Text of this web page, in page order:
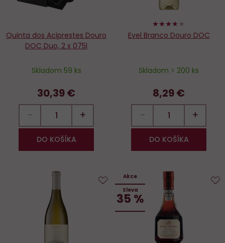
Quinta dos Aciprestes Douro
DOC Duo, 2 x 075l
Skladom 59 ks
30,39 €
− +
DO KOŠÍKA
74%
Evel Branco Douro DOC
Skladom > 200 ks
8,29 €
− +
DO KOŠÍKA
obľúbených
Akce
Sleva
35 %